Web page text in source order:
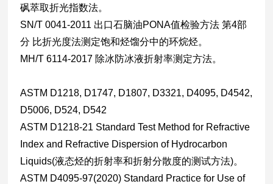
砜萃取折光指数法。
SN/T 0041-2011 出口石脑油PONA值检验方法 第4部
分 比折光度法测定饱和烃馏分中的环烷烃。
MH/T 6114-2017 除冰防冰液折射率测定方法。
ASTM D1218, D1747, D1807, D3321, D4095, D4542,
D5006, D524, D542
ASTM D1218-21 Standard Test Method for Refractive
Index and Refractive Dispersion of Hydrocarbon
Liquids(液态烃的折射率和折射分散度的测试方法)。
ASTM D4095-97(2020) Standard Practice for Use of